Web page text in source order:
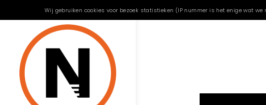
Wij gebruiken cookies voor bezoek statistieken (IP nummer is het enige wat we